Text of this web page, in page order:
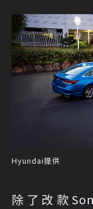
Hyundai提供
除了改款